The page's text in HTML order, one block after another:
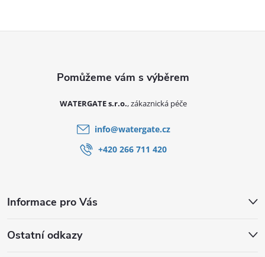
Informace pro Vás
Ostatní odkazy
WATERGATE s.r.o.
info@watergate.cz
+420 266 711 420